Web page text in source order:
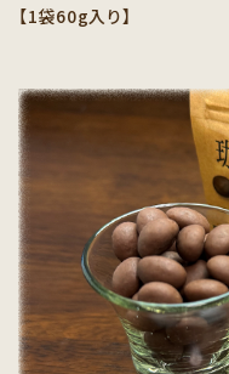
【1袋60g入り】